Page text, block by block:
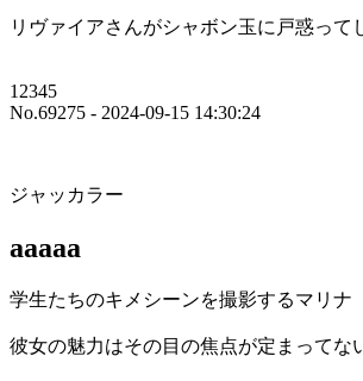
リヴァイアさんがシャボン玉に戸惑って
12345
No.69275 - 2024-09-15 14:30:24
ジャッカラー
aaaaa
学生たちのキメシーンを撮影するマリナ
彼女の魅力はその目の焦点が定まってな